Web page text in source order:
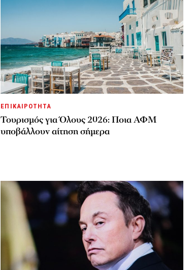
ΕΠΙΚΑΙΡΟΤΗΤΑ
Τουρισμός για Όλους 2026: Ποια ΑΦΜ
υποβάλλουν αίτηση σήμερα